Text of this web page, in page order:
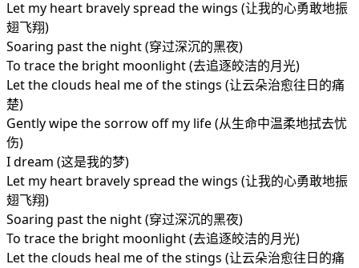
Let my heart bravely spread the wings (让我的心勇敢地振
翅飞翔)
Soaring past the night (穿过深沉的黑夜)
To trace the bright moonlight (去追逐皎洁的月光)
Let the clouds heal me of the stings (让云朵治愈往日的痛
楚)
Gently wipe the sorrow off my life (从生命中温柔地拭去忧
伤)
I dream (这是我的梦)
Let my heart bravely spread the wings (让我的心勇敢地振
翅飞翔)
Soaring past the night (穿过深沉的黑夜)
To trace the bright moonlight (去追逐皎洁的月光)
Let the clouds heal me of the stings (让云朵治愈往日的痛